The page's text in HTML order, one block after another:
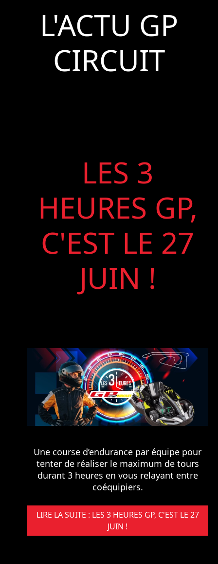
L'ACTU GP
CIRCUIT
LES 3
HEURES GP,
C'EST LE 27
JUIN !
Une course d’endurance par équipe pour
tenter de réaliser le maximum de tours
durant 3 heures en vous relayant entre
coéquipiers.
LIRE LA SUITE : LES 3 HEURES GP, C'EST LE 27
JUIN !